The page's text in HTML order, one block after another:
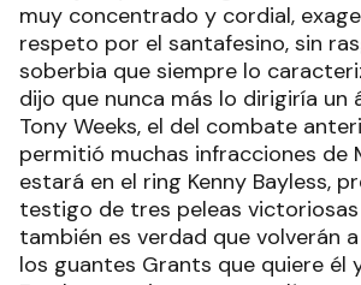
muy concentrado y cordial,
respeto por el santafesino, sin
soberbia que siempre lo
dijo que nunca más lo dirigiría
Tony Weeks, el del combate
permitió muchas infracciones de
estará en el ring Kenny Bayless,
testigo de tres peleas victoriosas
también es verdad que volverán
los guantes Grants que quiere él